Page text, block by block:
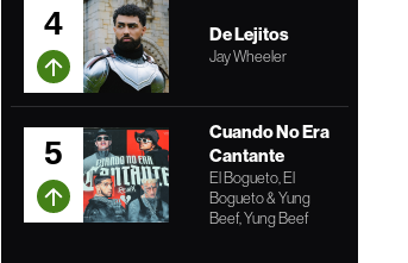
4 De Lejitos
Jay Wheeler
5
Cuando No Era
Cantante
El Bogueto, El
Bogueto & Yung
Beef, Yung Beef